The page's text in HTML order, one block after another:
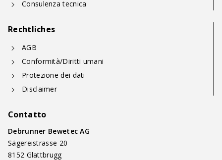
Consulenza tecnica
Rechtliches
AGB
Conformità/Diritti umani
Protezione dei dati
Disclaimer
Contatto
Debrunner Bewetec AG
Sägereistrasse 20
8152 Glattbrugg